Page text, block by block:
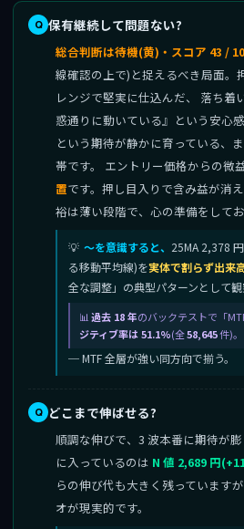
保有継続して問題ない?
総合判断は待機(黄)・スコア 43 /
線確認の上で)と捉えるべき局面。
レンジで堅実に仕込んだ、 落ち着
惑通りに動いている』という安心
という期待が静かに育っている、
帯です。 エントリー価格からの微益
置です。押し目入りで含み益が消
裕は薄い段階で、心の準備をしてお
〜を意識すると、 25MA 2,378
る移動平均線)を実体で割らず出来
全な調整」の典型パターンとして観
過去 18 年のバックテストで「
ジティブ率は 51.1%(全58,645件)。
─ MTF 全層が強い同方向で揃う。
どこまで伸ばせる?
順調な伸びで、3 波本番に期待が
に入っているのは N 値 2,689 円
らの伸び代も大きく残っています
オが現実的です。